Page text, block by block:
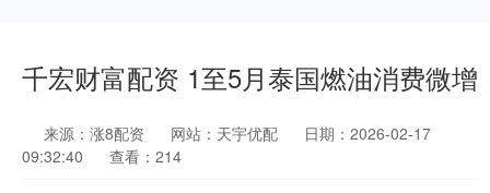
千宏财富配资 1至5月泰国燃油消费微增
来源：涨8配资 网站：天宇优配
日期：2026-02-17
09:32:40
查看：214